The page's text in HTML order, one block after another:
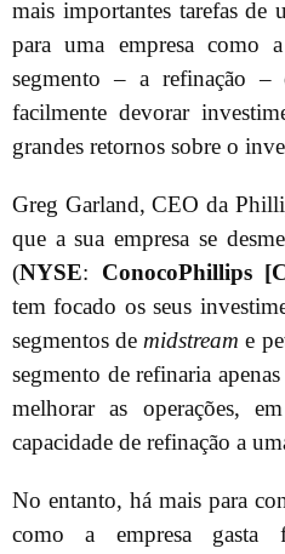
mais importantes tarefas de
para uma empresa
segmento – a refinação
facilmente devorar
grandes retornos sobre o
Greg Garland, CEO da
que a sua empresa se
(NYSE: ConocoPhillips
tem focado os seus
segmentos demidstream e
segmento de refinaria
melhorar as operações,
capacidade de refinação a
No entanto, há mais para
como a empresa gasta